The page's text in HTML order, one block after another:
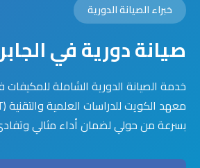
خبراء الصيانة الدورية
صيانة دورية في
خدمة الصيانة الدورية الشاملة للمكيفات
بسرعة من حولي لضمان أداء مثالي